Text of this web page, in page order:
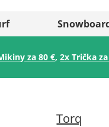
za 80 €,2x Trička
Torq